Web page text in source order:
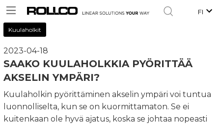
FI
Kuulaholkit
2023-04-18
SAAKO KUULAHOLKKIA PYÖRITTÄÄ
AKSELIN YMPÄRI?
Kuulaholkin pyörittäminen akselin ympäri voi tuntua
luonnolliselta, kun se on kuormittamaton. Se ei
kuitenkaan ole hyvä ajatus, koska se johtaa nopeasti